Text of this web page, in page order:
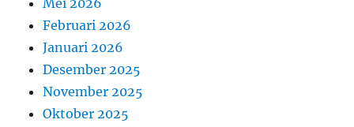
Mei 2026
Februari 2026
Januari 2026
Desember 2025
November 2025
Oktober 2025